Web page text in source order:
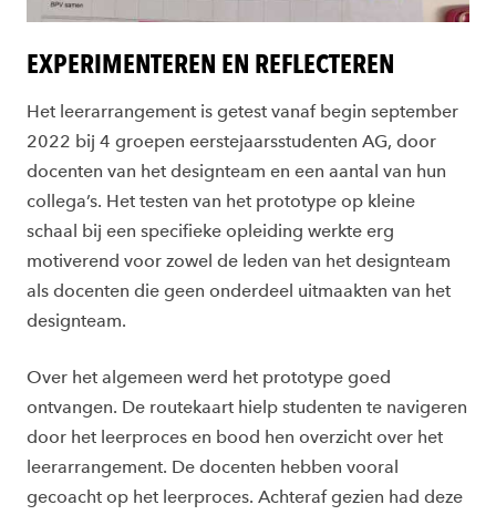
EXPERIMENTEREN EN REFLECTEREN
Het leerarrangement is getest vanaf begin september
2022 bij 4 groepen eerstejaarsstudenten AG, door
docenten van het designteam en een aantal van hun
collega’s. Het testen van het prototype op kleine
schaal bij een specifieke opleiding werkte erg
motiverend voor zowel de leden van het designteam
als docenten die geen onderdeel uitmaakten van het
designteam.
Over het algemeen werd het prototype goed
ontvangen. De routekaart hielp studenten te navigeren
door het leerproces en bood hen overzicht over het
leerarrangement. De docenten hebben vooral
gecoacht op het leerproces. Achteraf gezien had deze